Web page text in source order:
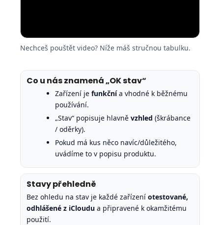
Nechceš pouštět video? Níže máš stručnou tabulku.
Co u nás znamená „OK stav“
Zařízení je funkčnía vhodné k běžnému
používání.
„Stav“ popisuje hlavně vzhled (škrábance
/ oděrky).
Pokud má kus něco navíc/důležitého,
uvádíme to v popisu produktu.
Stavy přehledně
Bez ohledu na stav je každé zařízení otestované,
odhlášené z iCloudu a připravené k okamžitému
použití.